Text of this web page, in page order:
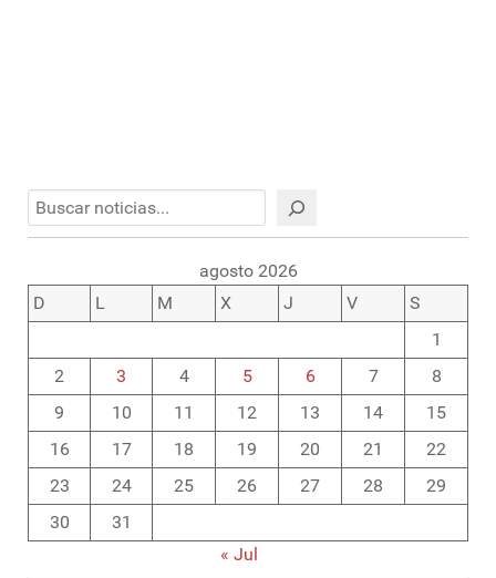
Buscar
agosto 2026
D
L M X J V
S
1
2
3 4 5 6 7
8
9
10 11 12 13 14
15
16
17 18 19 20 21
22
23
24 25 26 27 28
29
30
31
« Jul